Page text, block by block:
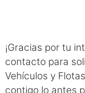
¡Gracias por tu
contacto para
Vehículos y
contigo lo antes